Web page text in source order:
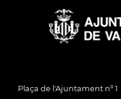
Plaça de l'Ajuntament nº 1